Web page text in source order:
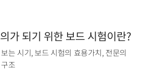
가 되기 위한 보드 시험이란?
는 시기, 보드 시험의 효용가치, 전문의
조